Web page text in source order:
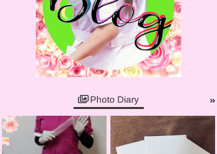
Photo Diary